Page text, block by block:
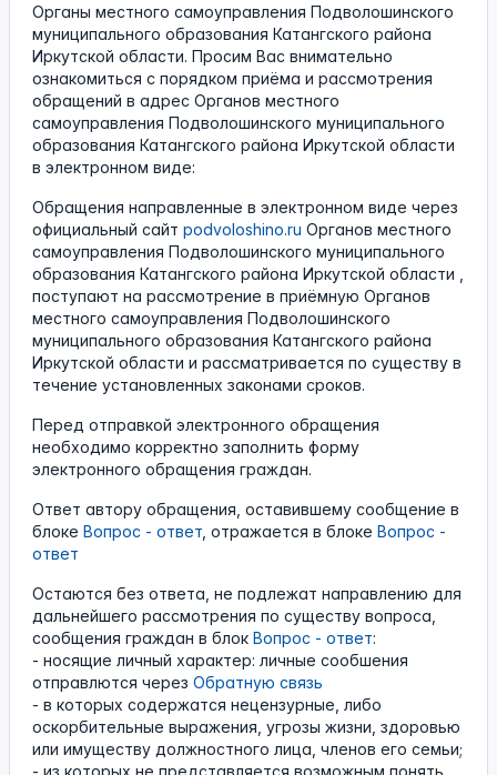
Органы местного самоуправления Подволошинского
муниципального образования Катангского района
Иркутской области. Просим Вас внимательно
ознакомиться с порядком приёма и рассмотрения
обращений в адрес Органов местного
самоуправления Подволошинского муниципального
образования Катангского района Иркутской области
в электронном виде:
Обращения направленные в электронном виде через
официальный сайт podvoloshino.ru Органов местного
самоуправления Подволошинского муниципального
образования Катангского района Иркутской области ,
поступают на рассмотрение в приёмную Органов
местного самоуправления Подволошинского
муниципального образования Катангского района
Иркутской области и рассматривается по существу в
течение установленных законами сроков.
Перед отправкой электронного обращения
необходимо корректно заполнить форму
электронного обращения граждан.
Ответ автору обращения, оставившему сообщение в
блоке Вопрос - ответ , отражается в блоке Вопрос -
ответ
Остаются без ответа, не подлежат направлению для
дальнейшего рассмотрения по существу вопроса,
сообщения граждан в блок Вопрос - ответ:
- носящие личный характер: личные сообшения
отправлются через Обратную связь
- в которых содержатся нецензурные, либо
оскорбительные выражения, угрозы жизни, здоровью
или имуществу должностного лица, членов его семьи;
- из которых не представляется возможным понять